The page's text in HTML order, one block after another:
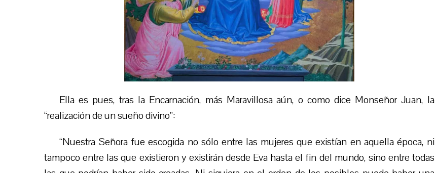
Ella es pues, tras la Encarnación, más Maravillosa aún, o como dice Monseñor Juan, la
“realización de un sueño divino”:
“Nuestra Señora fue escogida no sólo entre las mujeres que existían en aquella época, ni
tampoco entre las que existieron y existirán desde Eva hasta el fin del mundo, sino entre todas